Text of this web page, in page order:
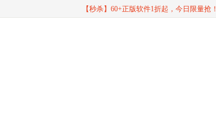
【秒杀】60+正版软件1折起，今日限量抢！